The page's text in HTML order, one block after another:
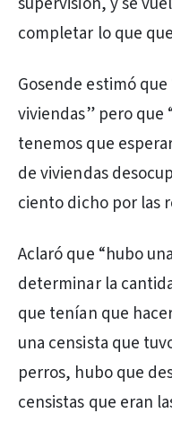
completar lo que
Gosende estimó
viviendas” pero que
tenemos que
de viviendas
ciento dicho por las
Aclaró que “hubo
determinar la
que tenían que
una censista que
perros, hubo que
censistas que eran